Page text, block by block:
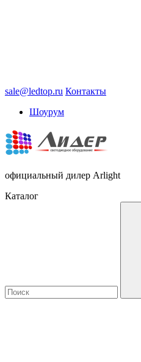
sale@ledtop.ru Контакты
Шоурум
официальный дилер Arlight
Каталог